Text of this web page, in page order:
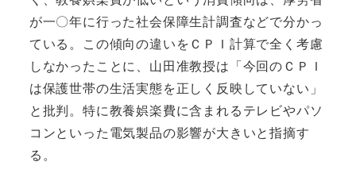
が一〇年に行った社会保障生計調査などで分かっ
ている。この傾向の違いをＣＰＩ計算で全く考慮
しなかったことに、山田准教授は「今回のＣＰＩ
は保護世帯の生活実態を正しく反映していない」
と批判。特に教養娯楽費に含まれるテレビやパソ
コンといった電気製品の影響が大きいと指摘す
る。